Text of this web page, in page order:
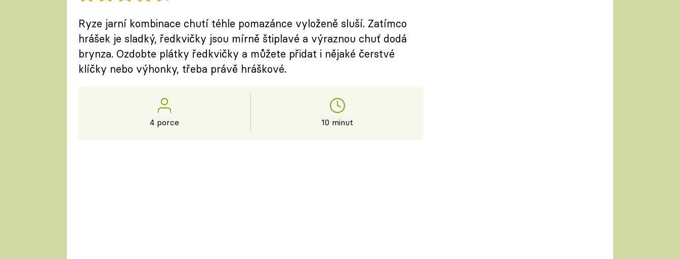
Ryze jarní kombinace chutí téhle pomazánce vyloženě sluší. Zatímco
hrášek je sladký, ředkvičky jsou mírně štiplavé a výraznou chuť dodá
brynza. Ozdobte plátky ředkvičky a můžete přidat i nějaké čerstvé
klíčky nebo výhonky, třeba právě hráškové.
4 porce 10 minut